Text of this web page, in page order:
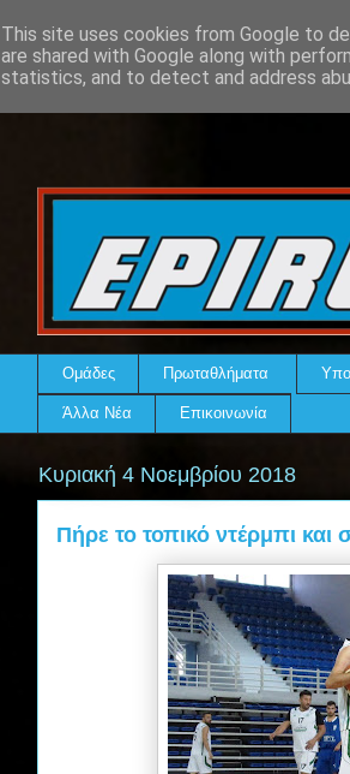
Ομάδες Πρωταθλήματα
Άλλα Νέα Επικοινωνία
Κυριακή 4 Νοεμβρίου 2018
Πήρε το τοπικό ντέρμπι και
This site uses cookies from Google to
are shared with Google along with
statistics, and to detect and address